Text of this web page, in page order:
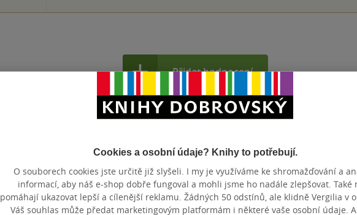
Přidat hodnocení
Cookies a osobní údaje? Knihy to potřebují.
O souborech cookies jste určitě již slyšeli. I my je využíváme ke shromažďování a
informací, aby náš e-shop dobře fungoval a mohli jsme ho nadále zlepšovat. Také
pomáhají ukazovat lepší a cílenější reklamu. Žádných 50 odstínů, ale klidně Vergilia v
Váš souhlas může předat marketingovým platformám i některé vaše osobní údaje.